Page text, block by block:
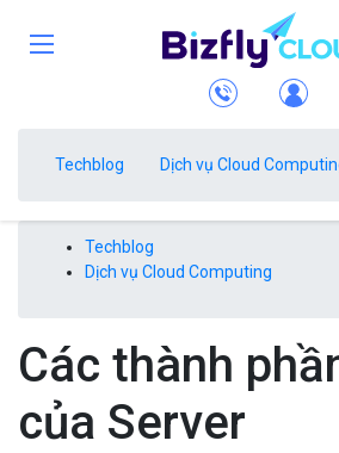
Techblog Dịch vụ Cloud
Techblog
Dịch vụ Cloud Computing
Các thành
của Server